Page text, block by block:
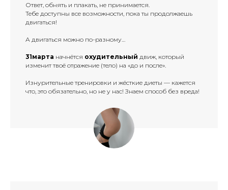
Ответ, обнять и плакать, не принимается.
Тебе доступны все возможности, пока ты продолжаешь
двигаться!
А двигаться можно по-разному…
31марта начнётся охудительный движ, который
изменит твоё отражение (тело) на «до и после».
Изнурительные тренировки и жёсткие диеты — кажется
что, это обязательно, но не у нас! Знаем способ без вреда!